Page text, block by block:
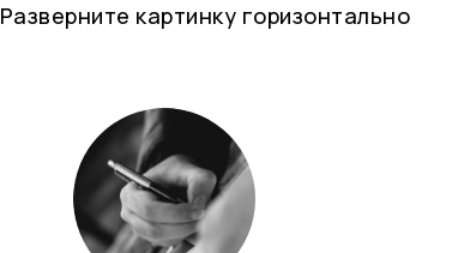
Разверните картинку горизонтально